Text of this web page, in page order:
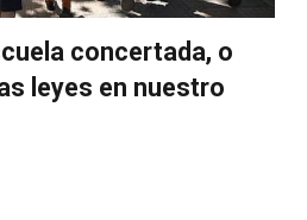
concertada, o
leyes en nuestro